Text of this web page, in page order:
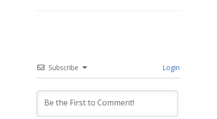
Subscribe Login